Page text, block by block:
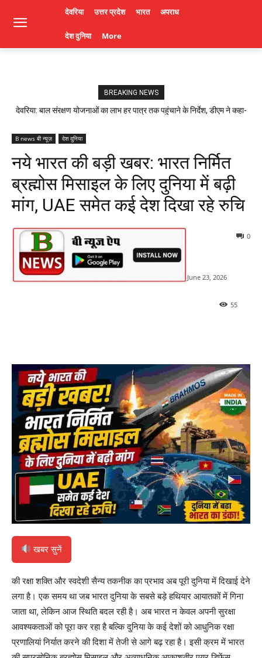
देवरिया उत्तर प्रदेश भारत अपराध
देश दुनिया More
BREAKING NEWS
देवरिया: बाल संरक्षण योजनाओं का लाभ हर पात्र तक पहुंचाने के निर्देश, डीएम ने कहा-
B news बी न्यूज़ देश दुनिया
नये भारत की बड़ी खबर: भारत निर्मित
ब्रह्मोस मिसाइल के लिए दुनिया में बढ़ी
मांग, UAE समेत कई देश दिखा रहे रुचि
June 23, 2026
0
55
खबर सुनें
की रक्षा शक्ति और स्वदेशी सैन्य तकनीक का प्रभाव अब पूरी दुनिया में दिखाई देने
लगा है। एक समय था जब भारत दुनिया के सबसे बड़े हथियार आयातकों में गिना
जाता था, लेकिन आज स्थिति बदल रही है। अब भारत न केवल अपनी सुरक्षा
आवश्यकताओं को पूरा कर रहा है बल्कि दुनिया के कई देशों को आधुनिक रक्षा
प्रणालियां निर्यात करने की दिशा में तेजी से आगे बढ़ रहा है। इसी क्रम में भारत